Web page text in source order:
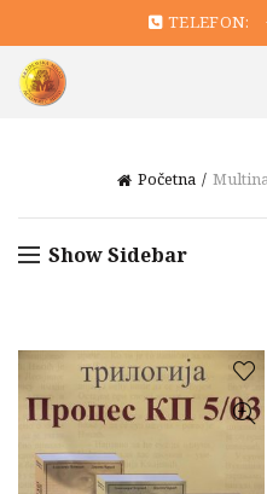
TELEFON:
Početna
Show Sidebar